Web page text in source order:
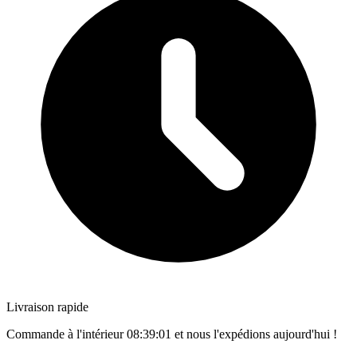
Livraison rapide
Commande à l'intérieur08:39:00 et nous l'expédions aujourd'hui !